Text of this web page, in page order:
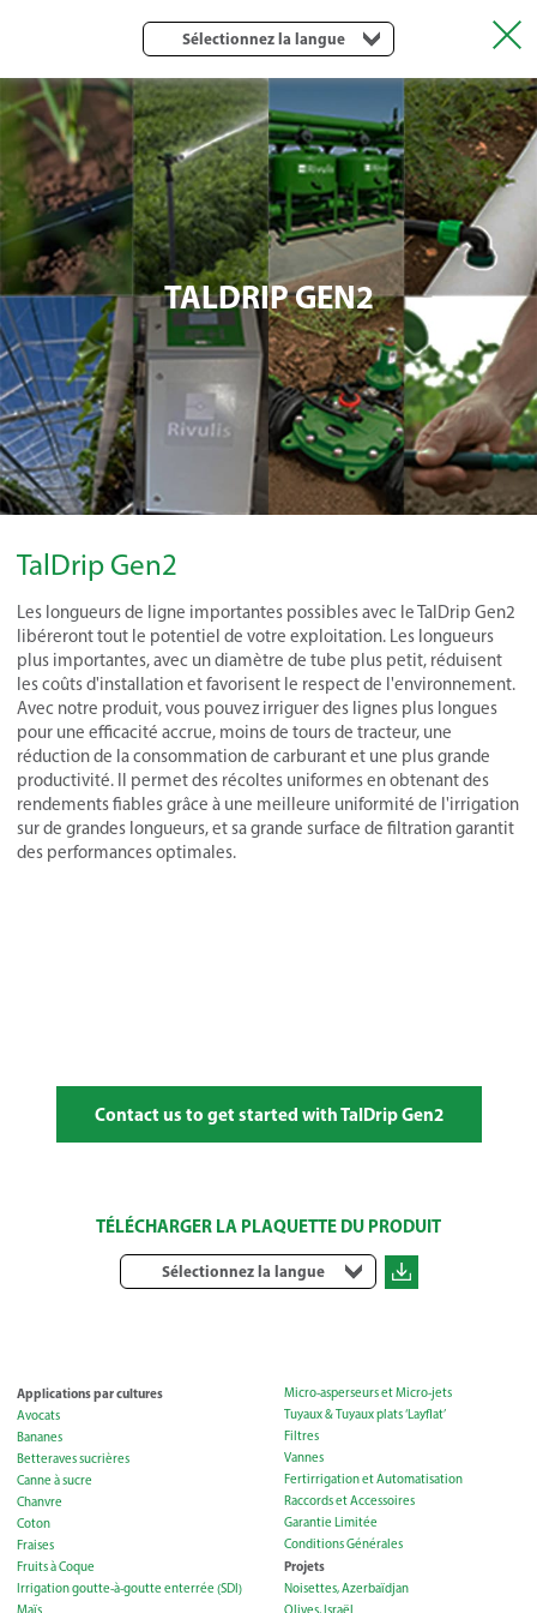
Sélectionnez la langue
TALDRIP GEN2
TalDrip Gen2
Les longueurs de ligne importantes possibles avec le TalDrip Gen2
libéreront tout le potentiel de votre exploitation. Les longueurs
plus importantes, avec un diamètre de tube plus petit, réduisent
les coûts d'installation et favorisent le respect de l'environnement.
Avec notre produit, vous pouvez irriguer des lignes plus longues
pour une efficacité accrue, moins de tours de tracteur, une
réduction de la consommation de carburant et une plus grande
productivité. Il permet des récoltes uniformes en obtenant des
rendements fiables grâce à une meilleure uniformité de l'irrigation
sur de grandes longueurs, et sa grande surface de filtration garantit
des performances optimales.
Contact us to get started with TalDrip Gen2
TÉLÉCHARGER LA PLAQUETTE DU PRODUIT
Sélectionnez la langue
Applications par cultures
Avocats
Bananes
Betteraves sucrières
Canne à sucre
Chanvre
Coton
Fraises
Fruits à Coque
Irrigation goutte-à-goutte enterrée (SDI)
Micro-asperseurs et Micro-jets
Tuyaux & Tuyaux plats ‘Layflat’
Filtres
Vannes
Fertirrigation et Automatisation
Raccords et Accessoires
Garantie Limitée
Conditions Générales
Projets
Noisettes, Azerbaïdjan